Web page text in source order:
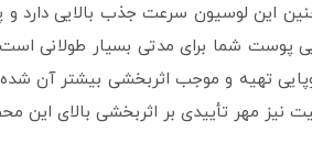
این لوسیون سرعت جذب بالایی دارد
پوست شما برای مدتی بسیار طولانی
تهیه و موجب اثربخشی بیشتر
نیز مهر تأییدی بر اثربخشی بالای این